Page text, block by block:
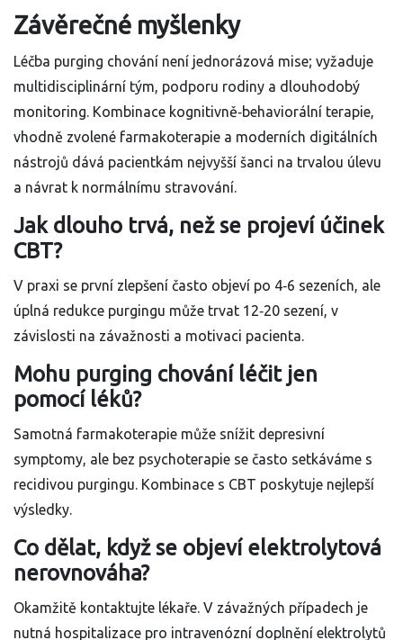
Závěrečné myšlenky
Léčba purging chování není jednorázová mise; vyžaduje
multidisciplinární tým, podporu rodiny a dlouhodobý
monitoring. Kombinace kognitivně‑behaviorální terapie,
vhodně zvolené farmakoterapie a moderních digitálních
nástrojů dává pacientkám nejvyšší šanci na trvalou úlevu
a návrat k normálnímu stravování.
Jak dlouho trvá, než se projeví účinek
CBT?
V praxi se první zlepšení často objeví po 4‑6 sezeních, ale
úplná redukce purgingu může trvat 12‑20 sezení, v
závislosti na závažnosti a motivaci pacienta.
Mohu purging chování léčit jen
pomocí léků?
Samotná farmakoterapie může snížit depresivní
symptomy, ale bez psychoterapie se často setkáváme s
recidivou purgingu. Kombinace s CBT poskytuje nejlepší
výsledky.
Co dělat, když se objeví elektrolytová
nerovnováha?
Okamžitě kontaktujte lékaře. V závažných případech je
nutná hospitalizace pro intravenózní doplnění elektrolytů